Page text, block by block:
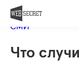
Назад в блог
СМИ
Что